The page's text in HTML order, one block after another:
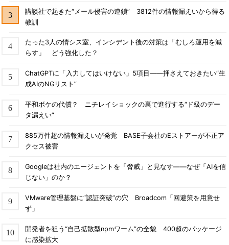
講談社で起きた“メール侵害の連鎖” 3812件の情報漏えいから得る
教訓
たった3人の情シス室、インシデント後の対策は「むしろ運用を減
らす」 どう強化した？
ChatGPTに「入力してはいけない」5項目――押さえておきたい“生
成AIのNGリスト”
平和ボケの代償？ ニチレイショックの裏で進行する“ド級のデー
タ漏えい”
885万件超の情報漏えいが発覚 BASE子会社のEストアーが不正ア
クセス被害
Googleは社内のエージェントを「脅威」と見なす――なぜ「AIを信
じない」のか？
VMware管理基盤に“認証突破”の穴 Broadcom「回避策を用意せ
ず」
開発者を狙う“自己拡散型npmワーム”の全貌 400超のパッケージ
に感染拡大